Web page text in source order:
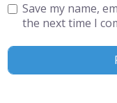
Save my name,
the next time I